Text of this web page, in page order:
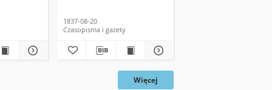
1837-08-20
Czasopisma i gazety
Więcej